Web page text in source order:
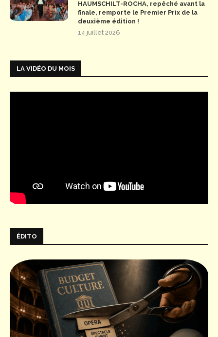
HAUMSCHILT-ROCHA, repêché avant la
finale, remporte le Premier Prix de la
deuxième édition !
14 juillet 2026
LA VIDÉO DU MOIS
ÉDITO